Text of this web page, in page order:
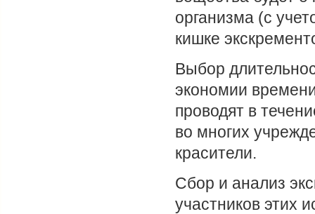
организма (с
кишке
Выбор
экономии
проводят в
во многих
красители.
Сбор и анализ
участников этих